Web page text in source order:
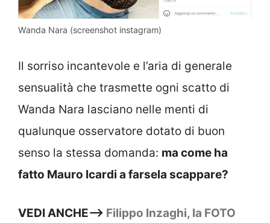
Wanda Nara (screenshot instagram)
Il sorriso incantevole e l’aria di generale
sensualità che trasmette ogni scatto di
Wanda Nara lasciano nelle menti di
qualunque osservatore dotato di buon
senso la stessa domanda: ma come ha
fatto Mauro Icardi a farsela scappare?
VEDI ANCHE—> Filippo Inzaghi, la FOTO